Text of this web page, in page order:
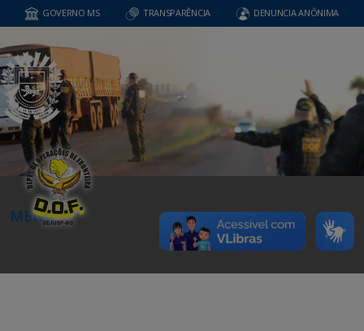
GOVERNO MS TRANSPARÊNCIA DENUNCIA ANÔNIMA
MENU